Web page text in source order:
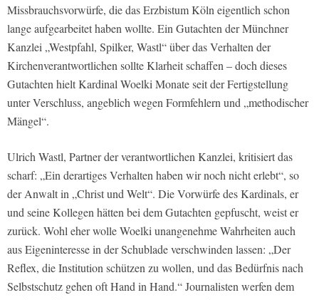
Missbrauchsvorwürfe, die das Erzbistum Köln eigentlich schon
lange aufgearbeitet haben wollte. Ein Gutachten der Münchner
Kanzlei „Westpfahl, Spilker, Wastl“ über das Verhalten der
Kirchenverantwortlichen sollte Klarheit schaffen – doch dieses
Gutachten hielt Kardinal Woelki Monate seit der Fertigstellung
unter Verschluss, angeblich wegen Formfehlern und „methodischer
Mängel“.
Ulrich Wastl, Partner der verantwortlichen Kanzlei, kritisiert das
scharf: „Ein derartiges Verhalten haben wir noch nicht erlebt“, so
der Anwalt in „Christ und Welt“. Die Vorwürfe des Kardinals, er
und seine Kollegen hätten bei dem Gutachten gepfuscht, weist er
zurück. Wohl eher wolle Woelki unangenehme Wahrheiten auch
aus Eigeninteresse in der Schublade verschwinden lassen: „Der
Reflex, die Institution schützen zu wollen, und das Bedürfnis nach
Selbstschutz gehen oft Hand in Hand.“ Journalisten werfen dem